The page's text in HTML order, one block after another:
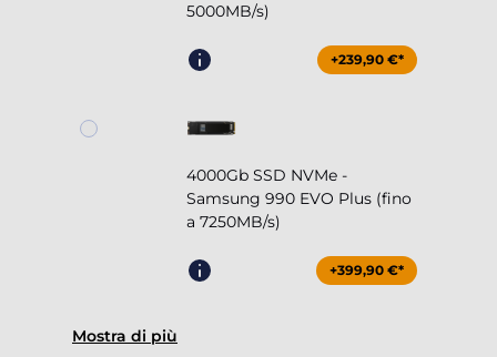
5000MB/s)
+239,90 €*
4000Gb SSD NVMe -
Samsung 990 EVO Plus (fino
a 7250MB/s)
+399,90 €*
Mostra di più